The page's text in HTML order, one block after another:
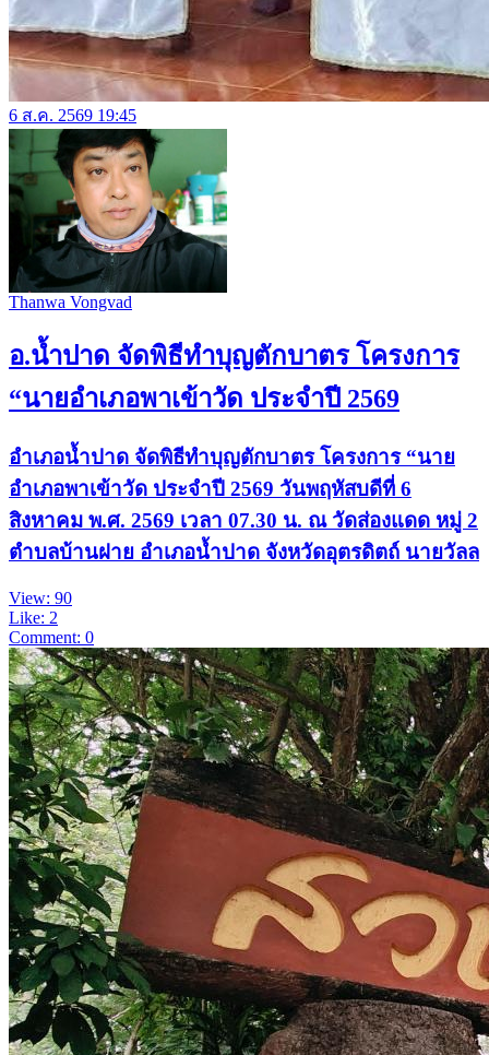
6 ส.ค. 2569 19:45
Thanwa Vongvad
อ.น้ำปาด จัดพิธีทำบุญตักบาตร โครงการ
“นายอำเภอพาเข้าวัด ประจำปี 2569
อำเภอน้ำปาด จัดพิธีทำบุญตักบาตร โครงการ “นาย
อำเภอพาเข้าวัด ประจำปี 2569 วันพฤหัสบดีที่ 6
สิงหาคม พ.ศ. 2569 เวลา 07.30 น. ณ วัดส่องแดด หมู่ 2
ตำบลบ้านฝาย อำเภอน้ำปาด จังหวัดอุตรดิตถ์ นายวัลล
View: 90
Like: 2
Comment: 0